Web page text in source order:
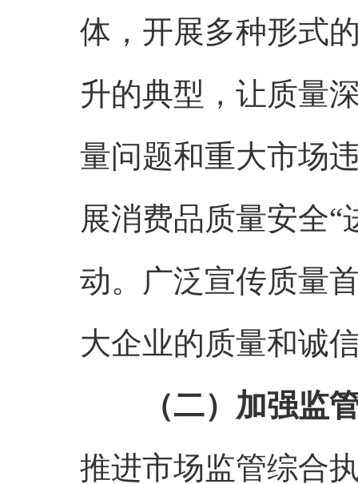
体，开展多种形式
升的典型，让质量
量问题和重大市场
展消费品质量安全
动。广泛宣传质量
大企业的质量和诚
（二）加强监
推进市场监管综合